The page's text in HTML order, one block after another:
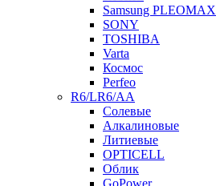
Samsung PLEOMAX
SONY
TOSHIBA
Varta
Космос
Perfeo
R6/LR6/AA
Солевые
Алкалиновые
Литиевые
OPTICELL
Облик
GoPower